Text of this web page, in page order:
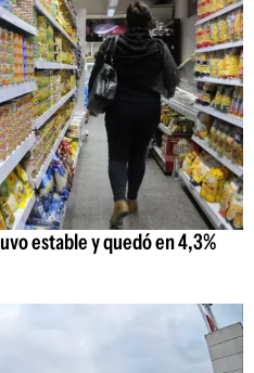
estable y quedó en 4,3%